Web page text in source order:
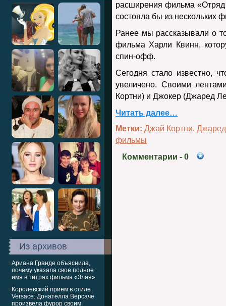
Из архивов
Ариана Гранде объяснила,
почему указала свое полное
имя в титрах фильма «Злая»
Королевский прием в стиле
Versace: Донателла Версаче
произвела фурор своим
расширения фильма
состояла бы из нескольких
Ранее мы рассказывали о
фильма Харли Квинн,
спин-офф.
Сегодня стало известно,
увеличено. Своими
Кортни) и Джокер (Джаред
Читать далее…
Метки: Джай Кортни,
фильмы
Комментарии - 0